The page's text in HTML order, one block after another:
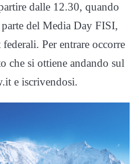
dalle 12.30, quando
parte del Media Day FISI,
Per entrare occorre
che si ottiene andando sul
e iscrivendosi.